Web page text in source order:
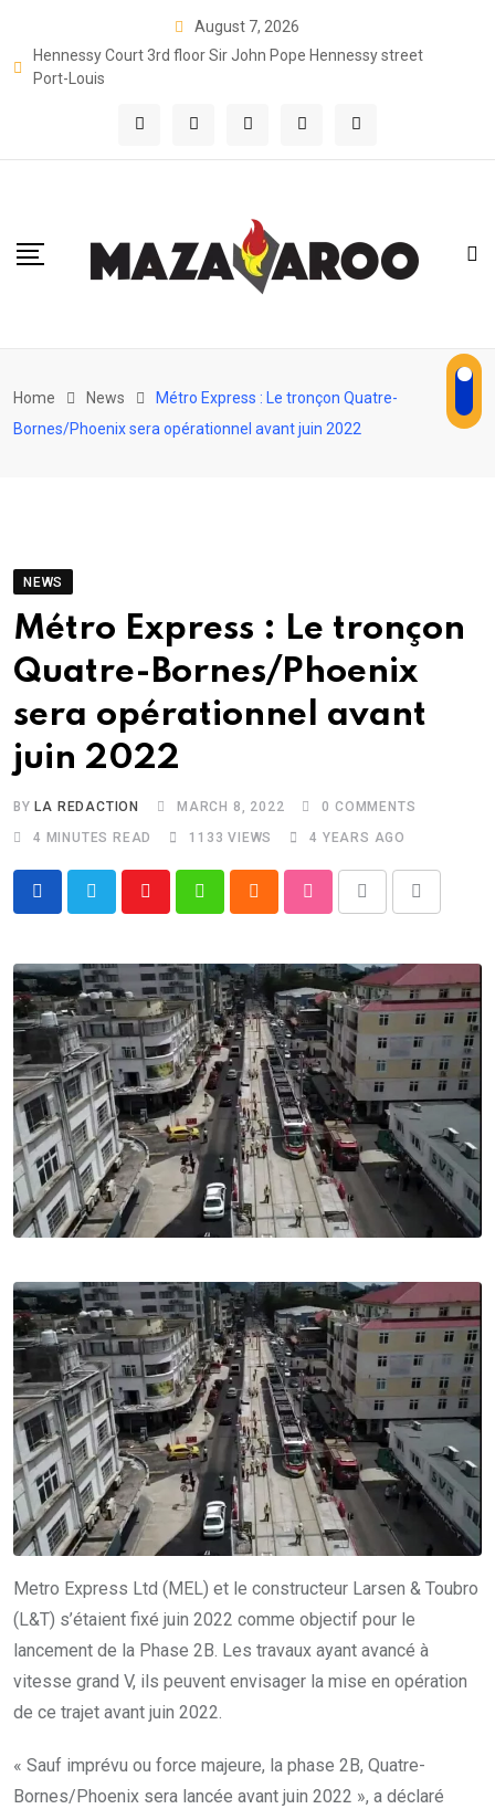
content
August 7, 2026
Hennessy Court 3rd floor Sir John Pope Hennessy street
Port-Louis
Home News
Métro Express : Le tronçon Quatre-
Bornes/Phoenix sera opérationnel avant juin 2022
NEWS
Métro Express : Le tronçon
Quatre-Bornes/Phoenix
sera opérationnel avant
juin 2022
BY LA REDACTION MARCH 8, 2022 0 COMMENTS
4 MINUTES READ
1133 VIEWS 4 YEARS AGO
Email
Metro Express Ltd (MEL) et le constructeur Larsen & Toubro
(L&T) s’étaient fixé juin 2022 comme objectif pour le
lancement de la Phase 2B. Les travaux ayant avancé à
vitesse grand V, ils peuvent envisager la mise en opération
de ce trajet avant juin 2022.
« Sauf imprévu ou force majeure, la phase 2B, Quatre-
Bornes/Phoenix sera lancée avant juin 2022 », a déclaré